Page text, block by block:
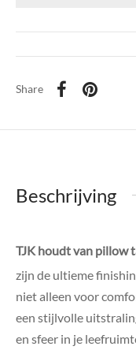
Share
Beschrijving
TJK houdt van pillow
zijn de ultieme
niet alleen voor
een stijlvolle
en sfeer in je